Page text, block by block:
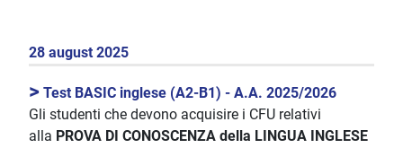
28 august 2025
> Test BASIC inglese (A2-B1) - A.A. 2025/2026
Gli studenti che devono acquisire i CFU relativi
alla PROVA DI CONOSCENZA della LINGUA INGLESE